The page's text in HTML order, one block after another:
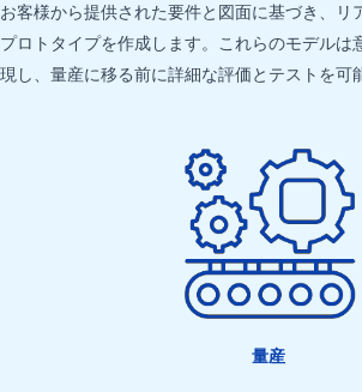
お客様から提供された要件と図面に基づき、リ
プロトタイプを作成します。これらのモデルは
現し、量産に移る前に詳細な評価とテストを可
量産